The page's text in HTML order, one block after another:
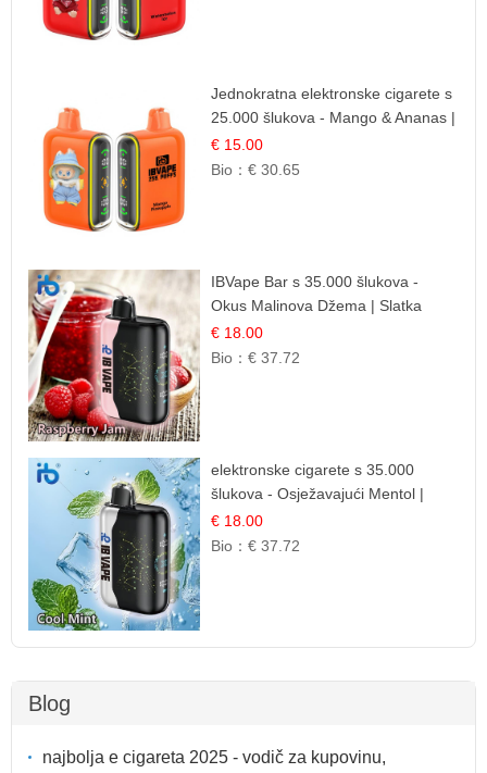
Jednokratna elektronske cigarete s
25.000 šlukova - Mango & Ananas |
Egzotična Voćna Mješavina
€ 15.00
Bio：€ 30.65
IBVape Bar s 35.000 šlukova -
Okus Malinova Džema | Slatka
Voćna Aroma
€ 18.00
Bio：€ 37.72
elektronske cigarete s 35.000
šlukova - Osježavajući Mentol |
Čista i Svježa Okus
€ 18.00
Bio：€ 37.72
Blog
najbolja e cigareta 2025 - vodič za kupovinu,